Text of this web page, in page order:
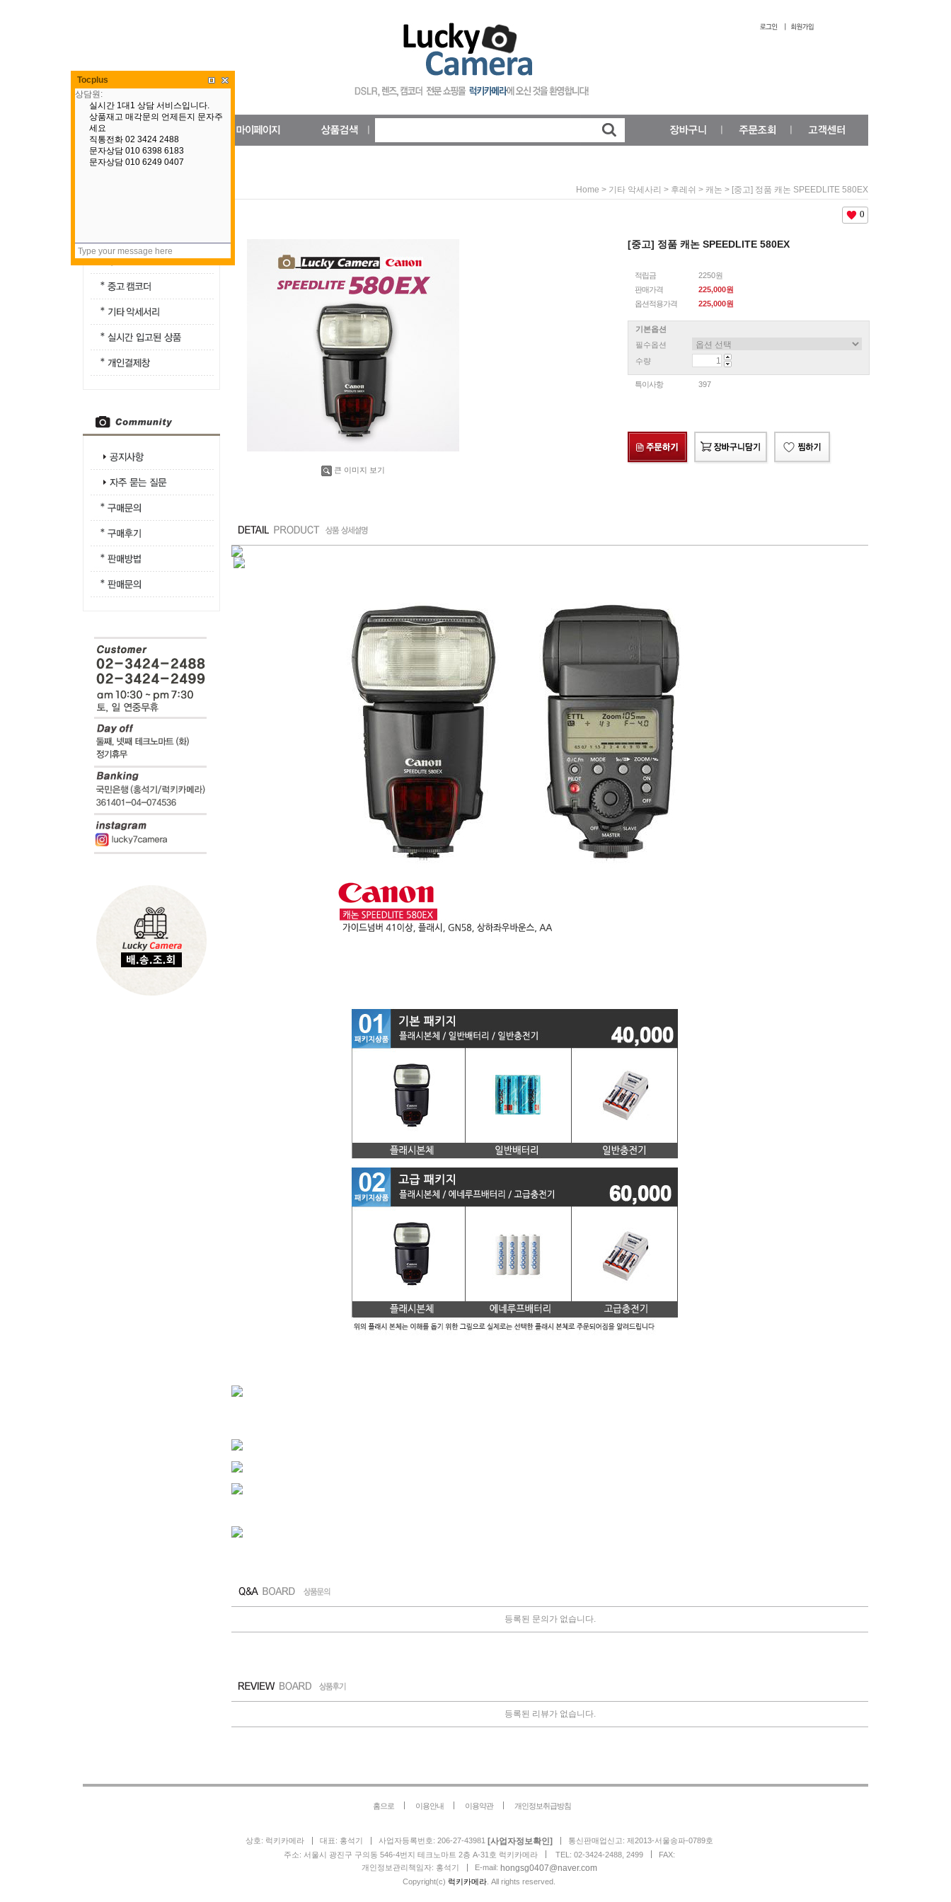
Home > 기타 악세사리 > 후레쉬 > 캐논 > [중고] 정품 캐논 SPEEDLITE 580EX
큰 이미지 보기
0
[중고] 정품 캐논 SPEEDLITE 580EX
적립금
2250원
판매가격
225,000원
옵션적용가격
225,000원
기본옵션
필수옵션
수량
특이사항 397
등록된 문의가 없습니다.
등록된 리뷰가 없습니다.
홈으로 이용안내 이용약관 개인정보취급방침
상호: 럭키카메라 대표: 홍석기 사업자등록번호: 206-27-43981 [사업자정보확인]
통신판매업신고: 제2013-서울송파-0789호
주소: 서울시 광진구 구의동 546-4번지 테크노마트 2층 A-31호 럭키카메라
TEL: 02-3424-2488, 2499
FAX:
개인정보관리책임자: 홍석기
E-mail: hongsg0407@naver.com
Copyright(c) 럭키카메라 . All rights reserved.
Tocplus